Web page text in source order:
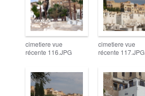
cimetiere vue
récente 116.JPG
cimetiere vue
récente 117.JPG